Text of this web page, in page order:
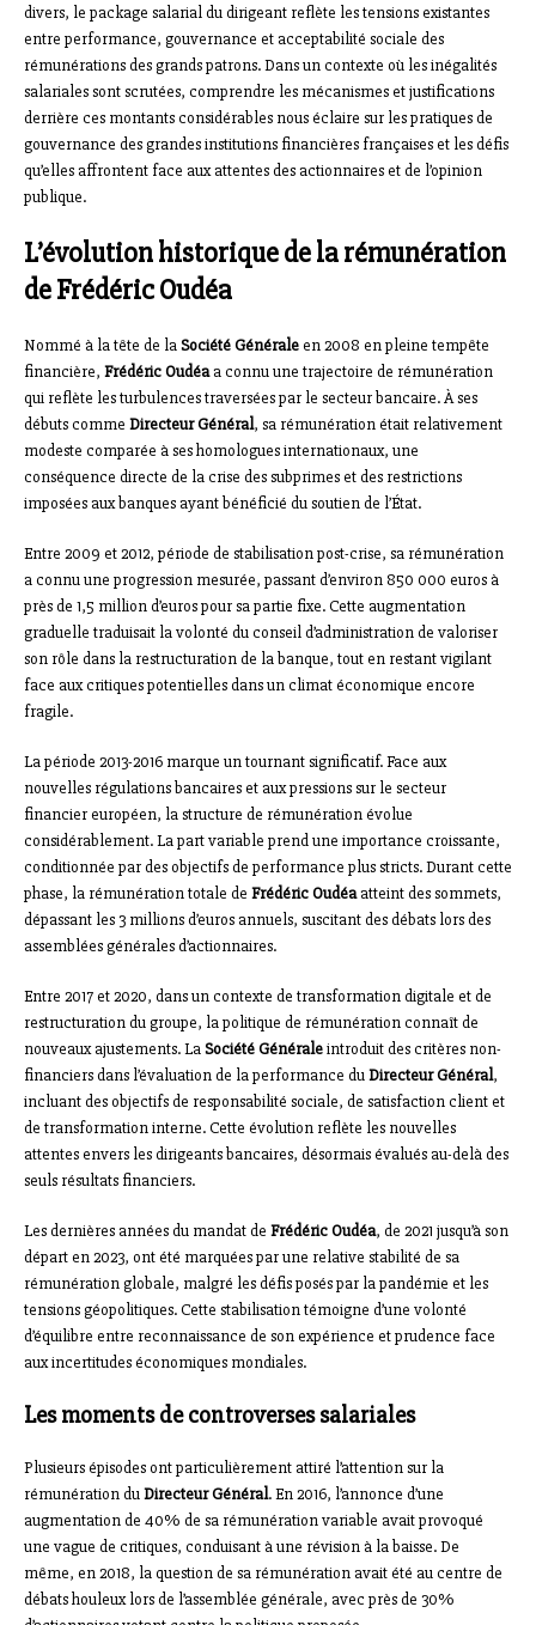
divers, le package salarial du dirigeant reflète les tensions existantes
entre performance, gouvernance et acceptabilité sociale des
rémunérations des grands patrons. Dans un contexte où les inégalités
salariales sont scrutées, comprendre les mécanismes et justifications
derrière ces montants considérables nous éclaire sur les pratiques de
gouvernance des grandes institutions financières françaises et les défis
qu’elles affrontent face aux attentes des actionnaires et de l’opinion
publique.
L’évolution historique de la rémunération
de Frédéric Oudéa
Nommé à la tête de laSociété Généraleen 2008 en pleine tempête
financière, Frédéric Oudéaa connu une trajectoire de rémunération
qui reflète les turbulences traversées par le secteur bancaire. À ses
débuts comme Directeur Général, sa rémunération était relativement
modeste comparée à ses homologues internationaux, une
conséquence directe de la crise des subprimes et des restrictions
imposées aux banques ayant bénéficié du soutien de l’État.
Entre 2009 et 2012, période de stabilisation post-crise, sa rémunération
a connu une progression mesurée, passant d’environ 850 000 euros à
près de 1,5 million d’euros pour sa partie fixe. Cette augmentation
graduelle traduisait la volonté du conseil d’administration de valoriser
son rôle dans la restructuration de la banque, tout en restant vigilant
face aux critiques potentielles dans un climat économique encore
fragile.
La période 2013-2016 marque un tournant significatif. Face aux
nouvelles régulations bancaires et aux pressions sur le secteur
financier européen, la structure de rémunération évolue
considérablement. La part variable prend une importance croissante,
conditionnée par des objectifs de performance plus stricts. Durant cette
phase, la rémunération totale de Frédéric Oudéaatteint des sommets,
dépassant les 3 millions d’euros annuels, suscitant des débats lors des
assemblées générales d’actionnaires.
Entre 2017 et 2020, dans un contexte de transformation digitale et de
restructuration du groupe, la politique de rémunération connaît de
nouveaux ajustements. LaSociété Généraleintroduit des critères non-
financiers dans l’évaluation de la performance duDirecteur Général,
incluant des objectifs de responsabilité sociale, de satisfaction client et
de transformation interne. Cette évolution reflète les nouvelles
attentes envers les dirigeants bancaires, désormais évalués au-delà des
seuls résultats financiers.
Les dernières années du mandat de Frédéric Oudéa, de 2021 jusqu’à son
départ en 2023, ont été marquées par une relative stabilité de sa
rémunération globale, malgré les défis posés par la pandémie et les
tensions géopolitiques. Cette stabilisation témoigne d’une volonté
d’équilibre entre reconnaissance de son expérience et prudence face
aux incertitudes économiques mondiales.
Les moments de controverses salariales
Plusieurs épisodes ont particulièrement attiré l’attention sur la
rémunération duDirecteur Général. En 2016, l’annonce d’une
augmentation de 40% de sa rémunération variable avait provoqué
une vague de critiques, conduisant à une révision à la baisse. De
même, en 2018, la question de sa rémunération avait été au centre de
débats houleux lors de l’assemblée générale, avec près de 30%